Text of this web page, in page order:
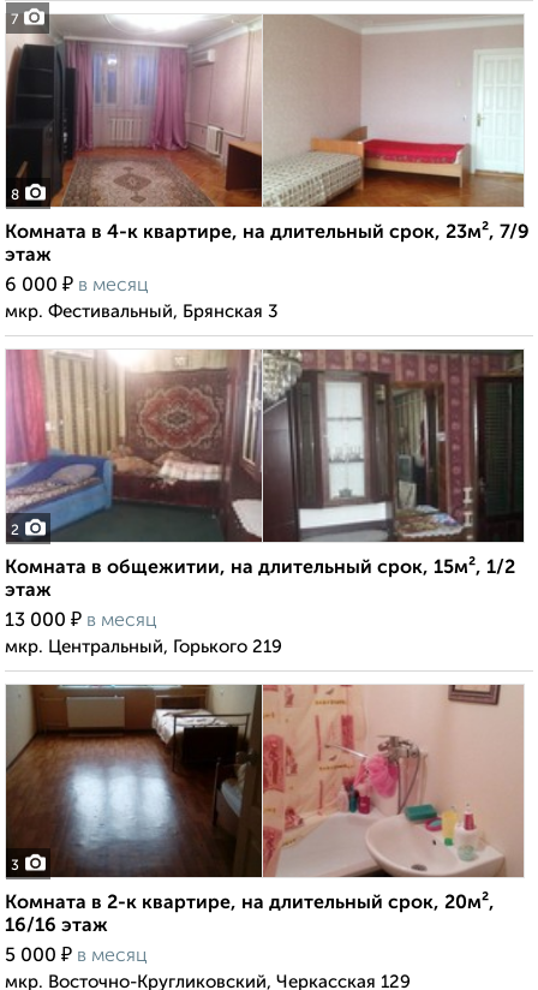
7
8
Комната в 4-к квартире, на длительный срок, 23м², 7/9
этаж
6 000 ₽ в месяц
мкр. Фестивальный, Брянская 3
2
Комната в общежитии, на длительный срок, 15м², 1/2
этаж
13 000 ₽ в месяц
мкр. Центральный, Горького 219
3
Комната в 2-к квартире, на длительный срок, 20м²,
16/16 этаж
5 000 ₽ в месяц
мкр. Восточно-Кругликовский, Черкасская 129